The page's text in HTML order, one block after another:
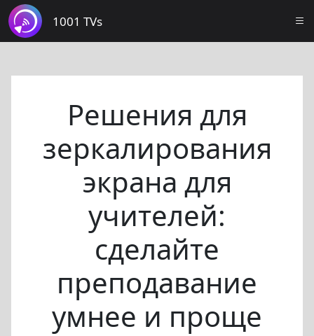
1001 TVs
Решения для
зеркалирования
экрана для
учителей:
сделайте
преподавание
умнее и проще